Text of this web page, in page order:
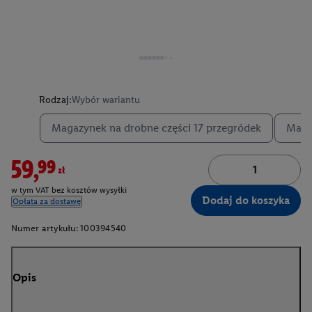
Rodzaj:Wybór wariantu
Magazynek na drobne części 17 przegródek
59,99zł
w tym VAT bez kosztów wysyłki
Opłata za dostawę
Dodaj do koszyka
Numer artykułu: 100394540
Opis